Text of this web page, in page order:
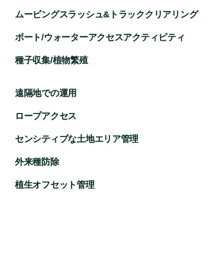
ムービングスラッシュ&トラッククリアリング
ボート/ウォーターアクセスアクティビティ
種子収集/植物繁殖
遠隔地での運用
ロープアクセス
センシティブな土地エリア管理
外来種防除
植生オフセット管理